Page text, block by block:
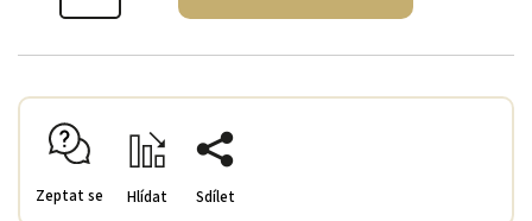
Zeptat se Hlídat Sdílet